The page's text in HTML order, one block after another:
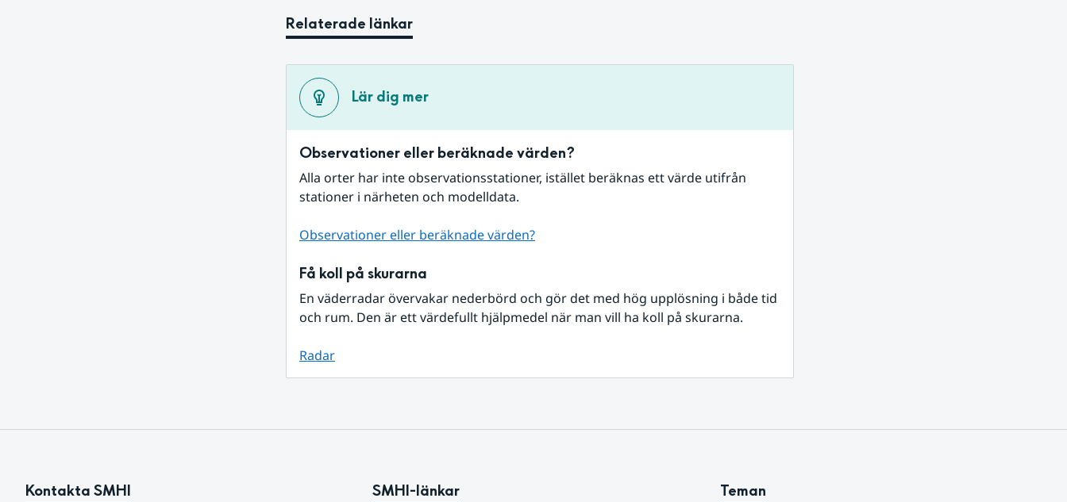
Relaterade länkar
Lär dig mer
Observationer eller beräknade värden?
Alla orter har inte observationsstationer, istället beräknas ett värde utifrån
stationer i närheten och modelldata.
Observationer eller beräknade värden?
Få koll på skurarna
En väderradar övervakar nederbörd och gör det med hög upplösning i både tid
och rum. Den är ett värdefullt hjälpmedel när man vill ha koll på skurarna.
Radar
Kontakta SMHI SMHI-länkar Teman